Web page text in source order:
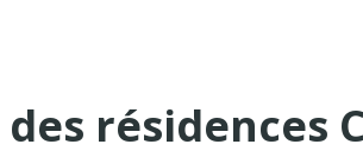
résidences